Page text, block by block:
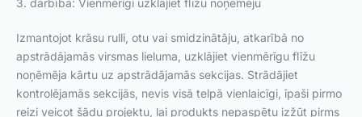
3. darbība: Vienmērīgi uzklājiet flīžu noņēmēju
Izmantojot krāsu rulli, otu vai smidzinātāju, atkarībā no
apstrādājamās virsmas lieluma, uzklājiet vienmērīgu flīžu
noņēmēja kārtu uz apstrādājamās sekcijas. Strādājiet
kontrolējamās sekcijās, nevis visā telpā vienlaicīgi, īpaši pirmo
reizi veicot šādu projektu, lai produkts nepaspētu izžūt pirms